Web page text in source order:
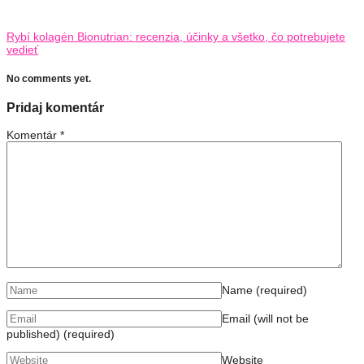
Rybí kolagén Bionutrian: recenzia, účinky a všetko, čo potrebujete
vedieť
No comments yet.
Pridaj komentár
Komentár *
Name (required)
Email (will not be
published) (required)
Website